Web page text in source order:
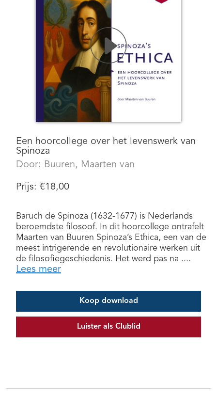
Een hoorcollege over het levenswerk van
Spinoza
Door: Buuren, Maarten van
Prijs: €18,00
Baruch de Spinoza (1632-1677) is Nederlands
beroemdste filosoof. In dit hoorcollege ontrafelt
Maarten van Buuren Spinoza’s Ethica, een van de
meest intrigerende en revolutionaire werken uit
de filosofiegeschiedenis. Het werd pas na ....
Lees meer
Koop download
Luister als Clublid